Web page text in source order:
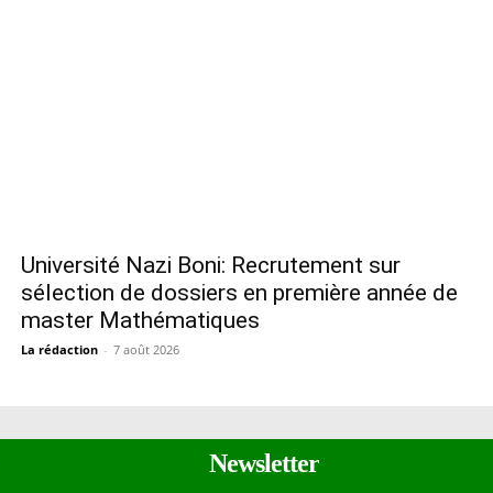
Université Nazi Boni: Recrutement sur
sélection de dossiers en première année de
master Mathématiques
La rédaction - 7 août 2026
Newsletter